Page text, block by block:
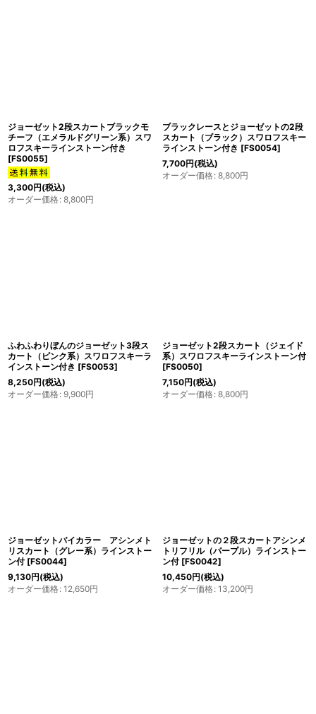
ジョーゼット2段スカートブラックモ
チーフ（エメラルドグリーン系）スワ
ロフスキーラインストーン付き
[FS0055]
3,300円(税込)
オーダー価格: 8,800円
ブラックレースとジョーゼットの2段
スカート（ブラック）スワロフスキー
ラインストーン付き [FS0054]
7,700円(税込)
オーダー価格: 8,800円
ふわふわりぼんのジョーゼット3段ス
カート（ピンク系）スワロフスキーラ
インストーン付き [FS0053]
8,250円(税込)
オーダー価格: 9,900円
ジョーゼット2段スカート（ジェイド
系）スワロフスキーラインストーン付
[FS0050]
7,150円(税込)
オーダー価格: 8,800円
ジョーゼットバイカラー アシンメト
リスカート（グレー系）ラインストー
ン付 [FS0044]
9,130円(税込)
オーダー価格: 12,650円
ジョーゼットの２段スカートアシンメ
トリフリル（パープル）ラインストー
ン付 [FS0042]
10,450円(税込)
オーダー価格: 13,200円